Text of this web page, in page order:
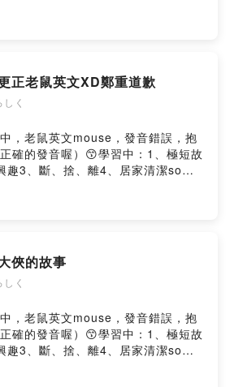
ではありませんが、好奇心からこ
庭品格教育、學生、管理學、行銷
、步道、健走舒壓者、斷捨離人事
1、極短故事。笑嘻嘻2、小小興趣
日語、台語Powered by Firstory
正老鼠英文XD鄭重道歉
く
，老鼠英文mouse，發音錯誤，抱
確的發音喔）😙學習中：1、極短故
趣3、斷、捨、離4、居家清潔so
，而創建了這個podcast，😙TA. 家
學習者。以下標籤#將蒐集相關資訊
か？ 私は台湾人です☕️旅行が好き
Austria, Czech Republic,
🦜台湾、日本、美学に感謝します
ざいます私は専門家ではありませ
ポッドキャストを作成しました
俠的故事
く
，老鼠英文mouse，發音錯誤，抱
確的發音喔）😙學習中：1、極短故
趣3、斷、捨、離4、居家清潔so
，而創建了這個podcast，😙TA. 家